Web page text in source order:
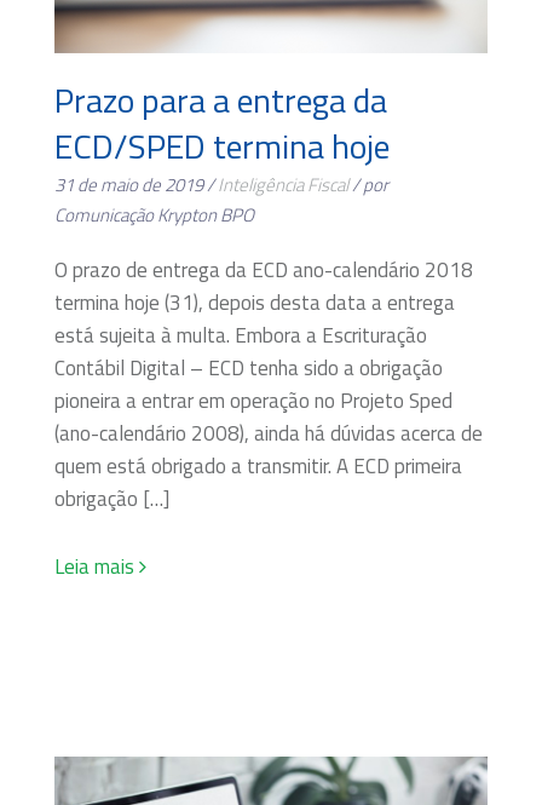
Prazo para a entrega da
ECD/SPED termina hoje
31 de maio de 2019 /Inteligência Fiscal/ por
Comunicação Krypton BPO
O prazo de entrega da ECD ano-calendário 2018
termina hoje (31), depois desta data a entrega
está sujeita à multa. Embora a Escrituração
Contábil Digital – ECD tenha sido a obrigação
pioneira a entrar em operação no Projeto Sped
(ano-calendário 2008), ainda há dúvidas acerca de
quem está obrigado a transmitir. A ECD primeira
obrigação […]
Leia mais